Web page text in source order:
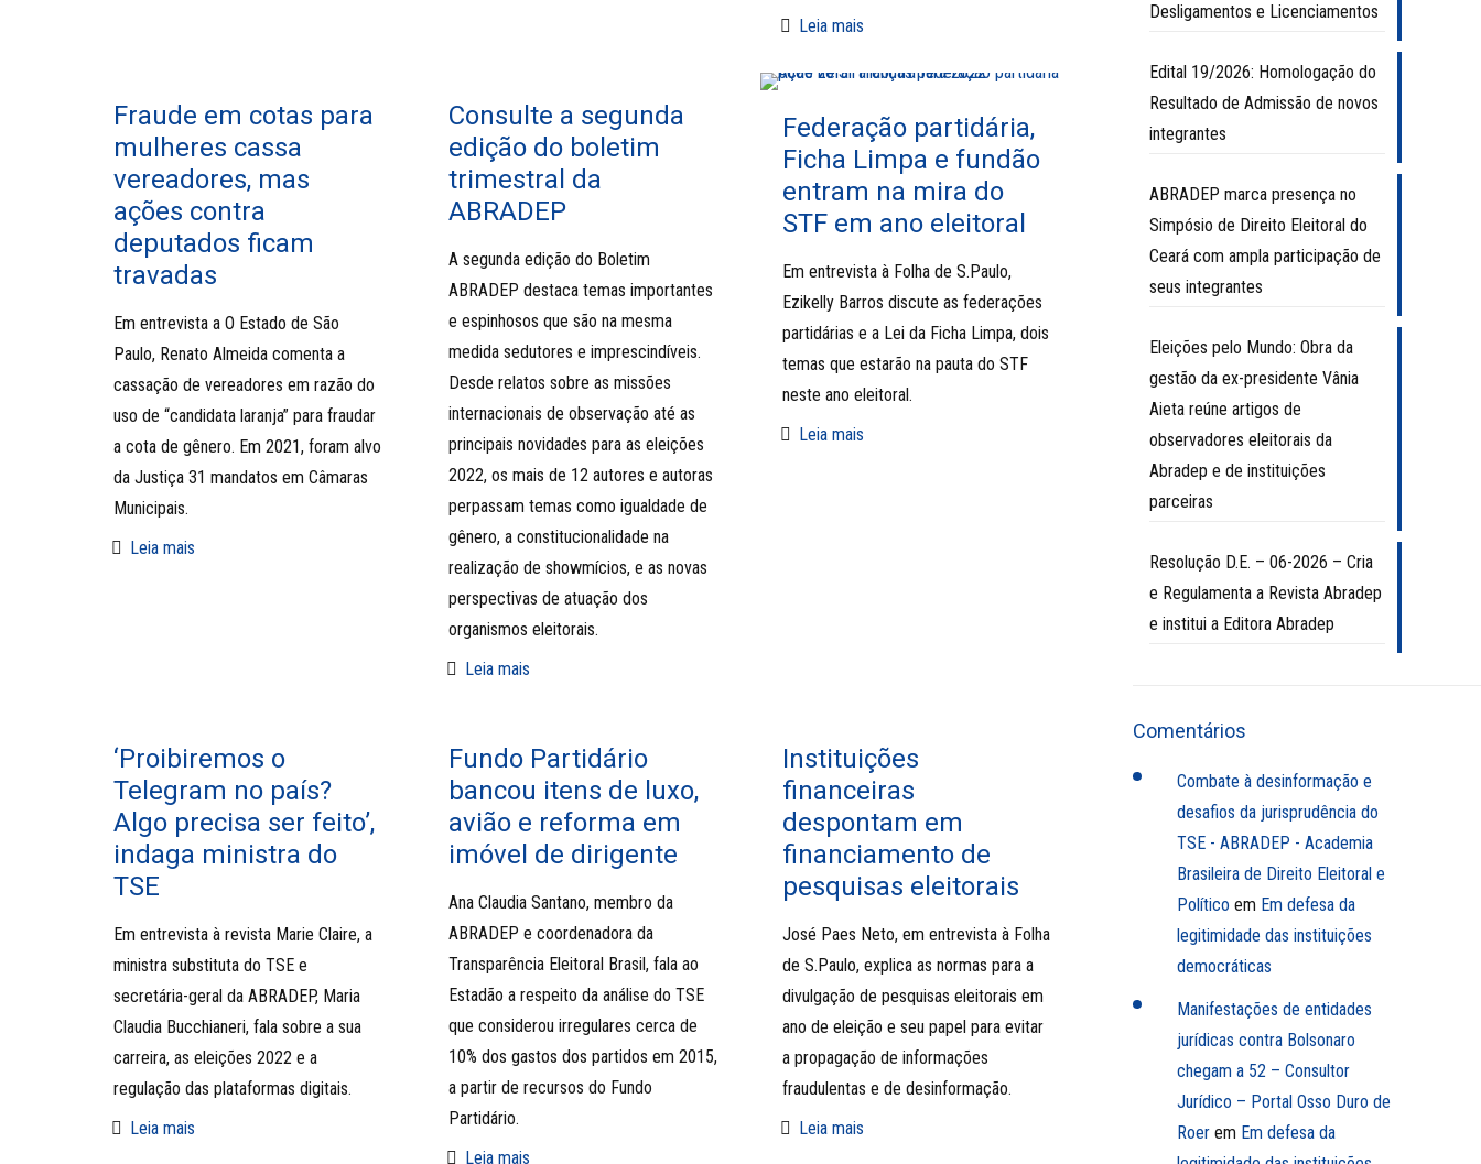
Leia mais
Fraude em cotas para
mulheres cassa
vereadores, mas
ações contra
deputados ficam
travadas
Em entrevista a O Estado de São
Paulo, Renato Almeida comenta a
cassação de vereadores em razão do
uso de “candidata laranja” para fraudar
a cota de gênero. Em 2021, foram alvo
da Justiça 31 mandatos em Câmaras
Municipais.
Leia mais
Consulte a segunda
edição do boletim
trimestral da
ABRADEP
A segunda edição do Boletim
ABRADEP destaca temas importantes
e espinhosos que são na mesma
medida sedutores e imprescindíveis.
Desde relatos sobre as missões
internacionais de observação até as
principais novidades para as eleições
2022, os mais de 12 autores e autoras
perpassam temas como igualdade de
gênero, a constitucionalidade na
realização de showmícios, e as novas
perspectivas de atuação dos
organismos eleitorais.
Leia mais
Federação partidária,
Ficha Limpa e fundão
entram na mira do
STF em ano eleitoral
Em entrevista à Folha de S.Paulo,
Ezikelly Barros discute as federações
partidárias e a Lei da Ficha Limpa, dois
temas que estarão na pauta do STF
neste ano eleitoral.
Leia mais
‘Proibiremos o
Telegram no país?
Algo precisa ser feito’,
indaga ministra do
TSE
Em entrevista à revista Marie Claire, a
ministra substituta do TSE e
secretária-geral da ABRADEP, Maria
Claudia Bucchianeri, fala sobre a sua
carreira, as eleições 2022 e a
regulação das plataformas digitais.
Leia mais
Fundo Partidário
bancou itens de luxo,
avião e reforma em
imóvel de dirigente
Ana Claudia Santano, membro da
ABRADEP e coordenadora da
Transparência Eleitoral Brasil, fala ao
Estadão a respeito da análise do TSE
que considerou irregulares cerca de
10% dos gastos dos partidos em 2015,
a partir de recursos do Fundo
Partidário.
Leia mais
Instituições
financeiras
despontam em
financiamento de
pesquisas eleitorais
José Paes Neto, em entrevista à Folha
de S.Paulo, explica as normas para a
divulgação de pesquisas eleitorais em
ano de eleição e seu papel para evitar
a propagação de informações
fraudulentas e de desinformação.
Leia mais
Desligamentos e Licenciamentos
Edital 19/2026: Homologação do
Resultado de Admissão de novos
integrantes
ABRADEP marca presença no
Simpósio de Direito Eleitoral do
Ceará com ampla participação de
seus integrantes
Eleições pelo Mundo: Obra da
gestão da ex-presidente Vânia
Aieta reúne artigos de
observadores eleitorais da
Abradep e de instituições
parceiras
Resolução D.E. – 06-2026 – Cria
e Regulamenta a Revista Abradep
e institui a Editora Abradep
Comentários
Combate à desinformação e
desafios da jurisprudência do
TSE - ABRADEP - Academia
Brasileira de Direito Eleitoral e
Político em Em defesa da
legitimidade das instituições
democráticas
Manifestações de entidades
jurídicas contra Bolsonaro
chegam a 52 – Consultor
Jurídico – Portal Osso Duro de
Roerem Em defesa da